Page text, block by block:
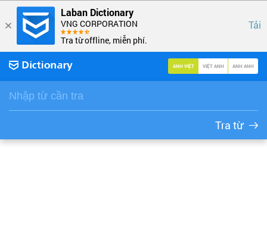
Laban Dictionary
VNG CORPORATION
Tra từ offline, miễn phí.
Tải
ANH VIỆT VIỆT ANH ANH ANH
Tra từ